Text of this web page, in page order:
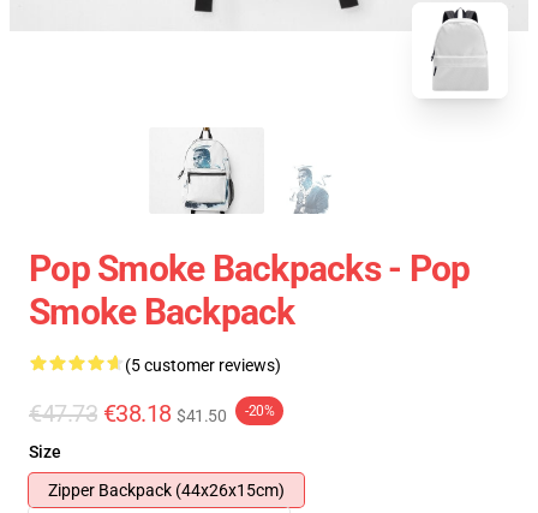
Pop Smoke Backpacks - Pop
Smoke Backpack
(5 customer reviews)
€47.73 €38.18 $41.50 -20%
Size
Zipper Backpack (44x26x15cm)